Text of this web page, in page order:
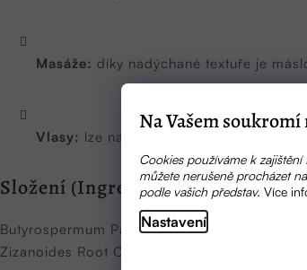
Na Vašem
Cookies používáme k
můžete nerušeně procházet
podle vašich představ. Více
Nastavení
Masáže: díky nadýchané textuře je
Vlasy: lze nanést malé množství do
Složení (Ingredients)
Butyrospermum Parkii Butter, Caprylic/
Zizanoides Root Oil, Tocopherol.